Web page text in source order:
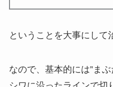
ということを大事にして
なので、基本的には”ま